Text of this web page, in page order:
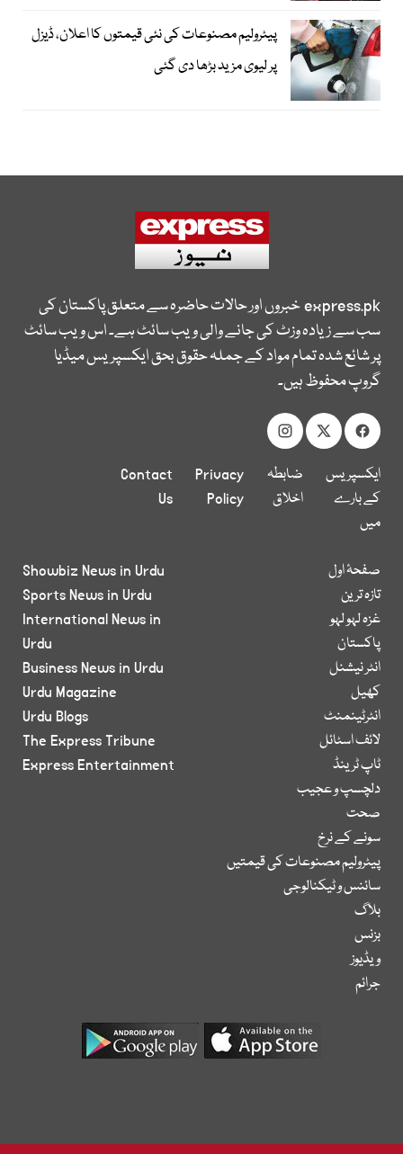
پیٹرولیم مصنوعات کی نئی قیمتوں کا اعلان، ڈیزل
پر لیوی مزید بڑھا دی گئی
express.pkخبروں اور حالات حاضرہ سے متعلق پاکستان کی
سب سے زیادہ وزٹ کی جانے والی ویب سائٹ ہے۔ اس ویب سائٹ
پر شائع شدہ تمام مواد کے جملہ حقوق بحق ایکسپریس میڈیا
گروپ محفوظ ہیں۔
ایکسپریس
کے بارے
میں
ضابطہ
اخلاق
Privacy
Policy
Contact
Us
صفحۂ اول
تازہ ترین
غزہ لہو لہو
پاکستان
انٹر نیشنل
کھیل
انٹرٹینمنٹ
لائف اسٹائل
ٹاپ ٹرینڈ
دلچسپ و عجیب
صحت
سونے کے نرخ
پیٹرولیم مصنوعات کی قیمتیں
سائنس و ٹیکنالوجی
بلاگ
بزنس
ویڈیوز
جرائم
Showbiz News in Urdu
Sports News in Urdu
International News in
Urdu
Business News in Urdu
Urdu Magazine
Urdu Blogs
The Express Tribune
Express Entertainment